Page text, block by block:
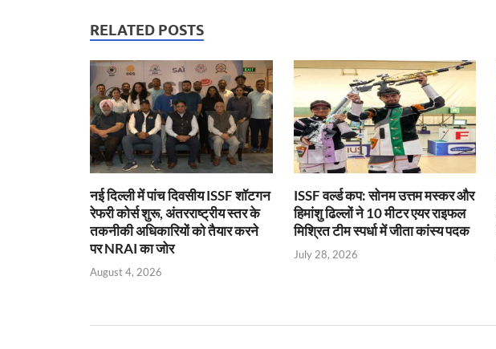
s
A
p
p
b
o
o
k
er
ie
n
dl
y
dI
RELATED POSTS
नई दिल्ली में पांच दिवसीय ISSF शॉटगन
रेफरी कोर्स शुरू, अंतरराष्ट्रीय स्तर के
तकनीकी अधिकारियों को तैयार करने
पर NRAI का जोर
August 4, 2026
ISSF वर्ल्ड कप: सोनम उत्तम मस्कर और
हिमांशु ढिल्लों ने 10 मीटर एयर राइफल
मिश्रित टीम स्पर्धा में जीता कांस्य पदक
July 28, 2026